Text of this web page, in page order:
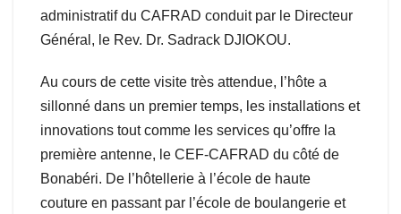
administratif du CAFRAD conduit par le Directeur
Général, le Rev. Dr. Sadrack DJIOKOU.
Au cours de cette visite très attendue, l’hôte a
sillonné dans un premier temps, les installations et
innovations tout comme les services qu’offre la
première antenne, le CEF-CAFRAD du côté de
Bonabéri. De l’hôtellerie à l’école de haute
couture en passant par l’école de boulangerie et